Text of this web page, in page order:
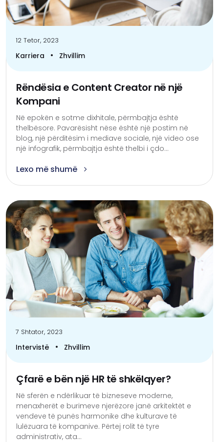
12 Tetor, 2023
Karriera • Zhvillim
Rëndësia e Content Creator në një
Kompani
Në epokën e sotme dixhitale, përmbajtja është
thelbësore. Pavarësisht nëse është një postim në
blog, një përditësim i mediave sociale, një video ose
një infografik, përmbajtja është thelbi i çdo...
Lexo më shumë
7 Shtator, 2023
Intervistë • Zhvillim
Çfarë e bën një HR të shkëlqyer?
Në sferën e ndërlikuar të bizneseve moderne,
menaxherët e burimeve njerëzore janë arkitektët e
vendeve të punës harmonike dhe kulturave të
lulëzuara të kompanive. Përtej rolit të tyre
administrativ, ata...